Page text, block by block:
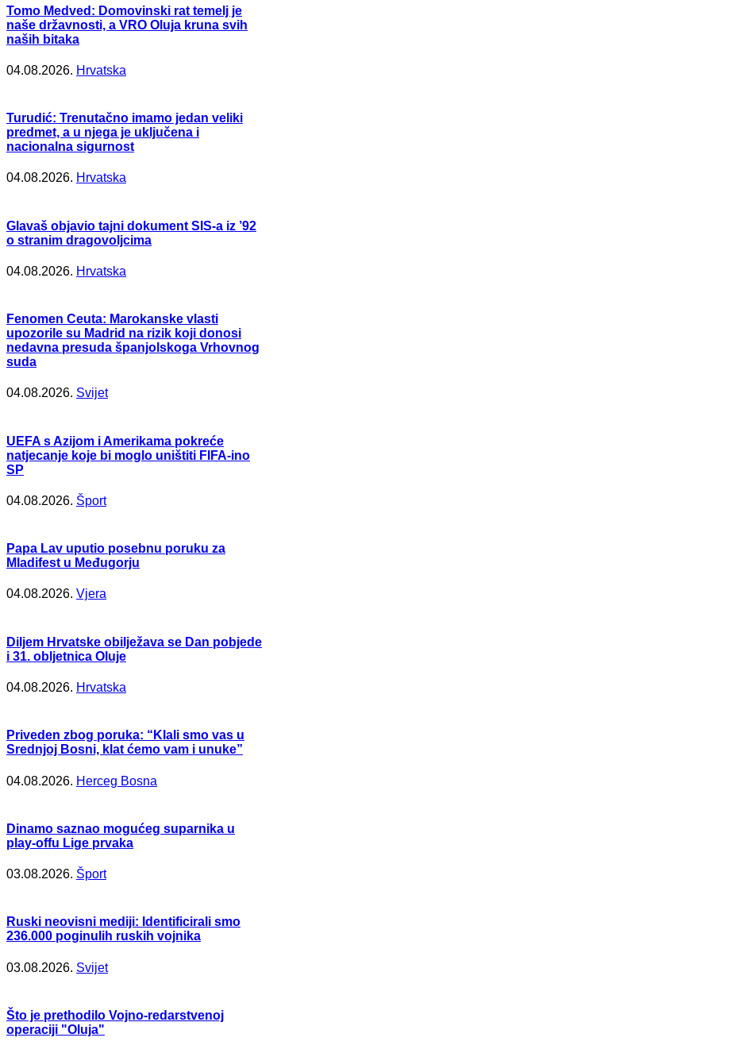
Tomo Medved: Domovinski rat temelj je
naše državnosti, a VRO Oluja kruna svih
naših bitaka
04.08.2026. Hrvatska
Turudić: Trenutačno imamo jedan veliki
predmet, a u njega je uključena i
nacionalna sigurnost
04.08.2026. Hrvatska
Glavaš objavio tajni dokument SIS-a iz ’92
o stranim dragovoljcima
04.08.2026. Hrvatska
Fenomen Ceuta: Marokanske vlasti
upozorile su Madrid na rizik koji donosi
nedavna presuda španjolskoga Vrhovnog
suda
04.08.2026. Svijet
UEFA s Azijom i Amerikama pokreće
natjecanje koje bi moglo uništiti FIFA-ino
SP
04.08.2026. Šport
Papa Lav uputio posebnu poruku za
Mladifest u Međugorju
04.08.2026. Vjera
Diljem Hrvatske obilježava se Dan pobjede
i 31. obljetnica Oluje
04.08.2026. Hrvatska
Priveden zbog poruka: “Klali smo vas u
Srednjoj Bosni, klat ćemo vam i unuke”
04.08.2026. Herceg Bosna
Dinamo saznao mogućeg suparnika u
play-offu Lige prvaka
03.08.2026. Šport
Ruski neovisni mediji: Identificirali smo
236.000 poginulih ruskih vojnika
03.08.2026. Svijet
Što je prethodilo Vojno-redarstvenoj
operaciji "Oluja"